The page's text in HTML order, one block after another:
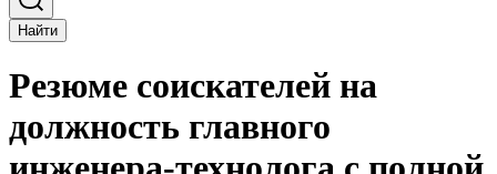
Найти
Резюме соискателей на
должность главного